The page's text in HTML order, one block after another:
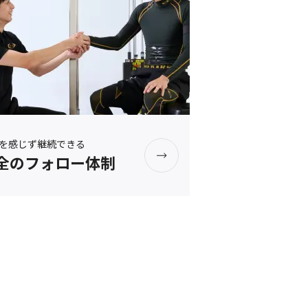
感じず継続できる
のフォロー体制